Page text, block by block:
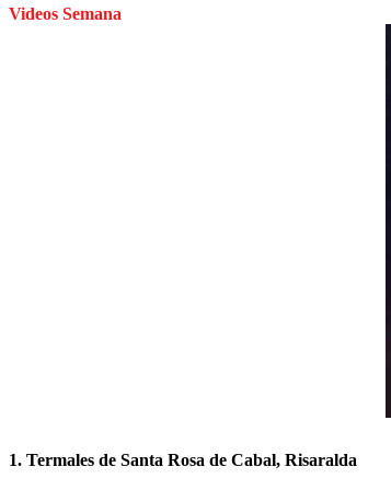
Videos Semana
1. Termales de Santa Rosa de Cabal, Risaralda